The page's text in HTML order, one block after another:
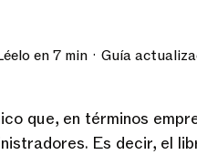
en 7 min Guía
que, en términos
Es decir, el